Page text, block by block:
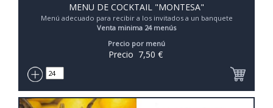
MENU DE COCKTAIL "MONTESA"
Menú adecuado para recibir a los invitados a un banquete
Venta minima 24 menús
Precio por menú
Precio 7,50 €